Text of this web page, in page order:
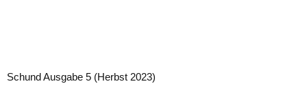
Schund Ausgabe 5 (Herbst 2023)